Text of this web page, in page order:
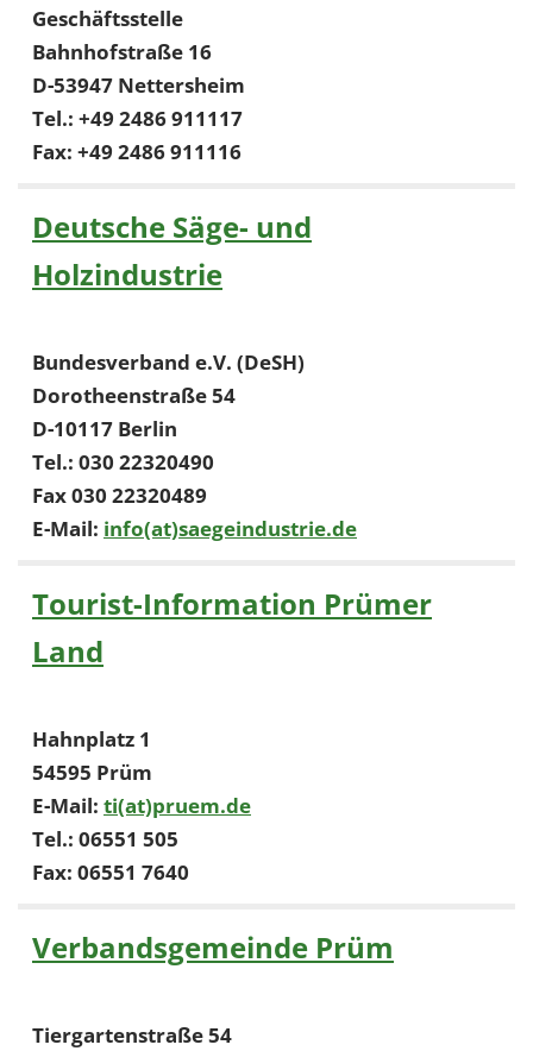
Geschäftsstelle
Bahnhofstraße 16
D-53947 Nettersheim
Tel.: +49 2486 911117
Fax: +49 2486 911116
Deutsche Säge- und
Holzindustrie
Bundesverband e.V. (DeSH)
Dorotheenstraße 54
D-10117 Berlin
Tel.: 030 22320490
Fax 030 22320489
E-Mail: info(at)saegeindustrie.de
Tourist-Information Prümer
Land
Hahnplatz 1
54595 Prüm
E-Mail: ti(at)pruem.de
Tel.: 06551 505
Fax: 06551 7640
Verbandsgemeinde Prüm
Tiergartenstraße 54